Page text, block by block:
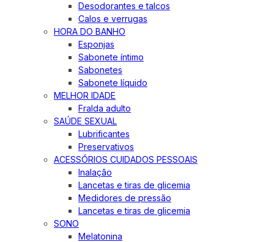
Desodorantes e talcos
Calos e verrugas
HORA DO BANHO
Esponjas
Sabonete íntimo
Sabonetes
Sabonete líquido
MELHOR IDADE
Fralda adulto
SAÚDE SEXUAL
Lubrificantes
Preservativos
ACESSÓRIOS CUIDADOS PESSOAIS
Inalação
Lancetas e tiras de glicemia
Medidores de pressão
Lancetas e tiras de glicemia
SONO
Melatonina